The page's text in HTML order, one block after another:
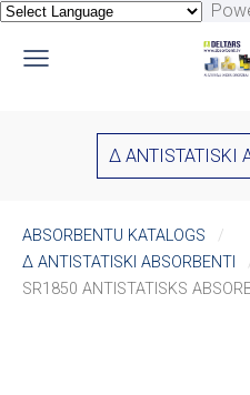
∆ ANTISTATISKI
ABSORBENTU KATALOGS
∆ ANTISTATISKI ABSORBENTI
SR1850 ANTISTATISKS